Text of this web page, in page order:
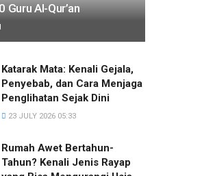
Guru Al-Qur’an
Katarak Mata: Kenali Gejala,
Penyebab, dan Cara Menjaga
Penglihatan Sejak Dini
23 JULY 2026 05:33
Rumah Awet Bertahun-
Tahun? Kenali Jenis Rayap